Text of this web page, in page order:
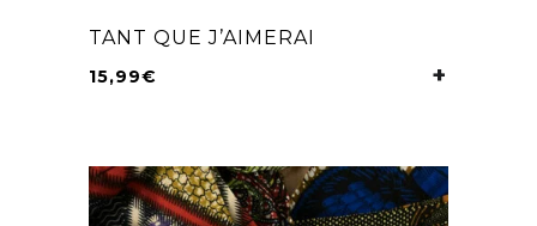
TANT QUE J’AIMERAI
15,99€